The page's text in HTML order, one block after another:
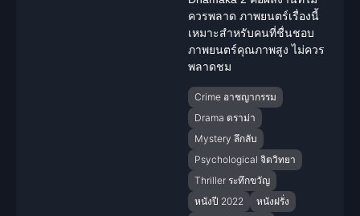
ควรพลาด ภาพยนตร์เรื่องนี้
เหมาะสำหรับคนที่ชื่นชอบ
ภาพยนตร์คุณภาพสูง ไม่ควร
พลาดชม
Crime อาชญากรรม
Drama ดราม่า
Mystery ลึกลับ
Psychological จิตวิทยา
Thriller ระทึกขวัญ
หนังปี 2022
หนังฝรั่ง